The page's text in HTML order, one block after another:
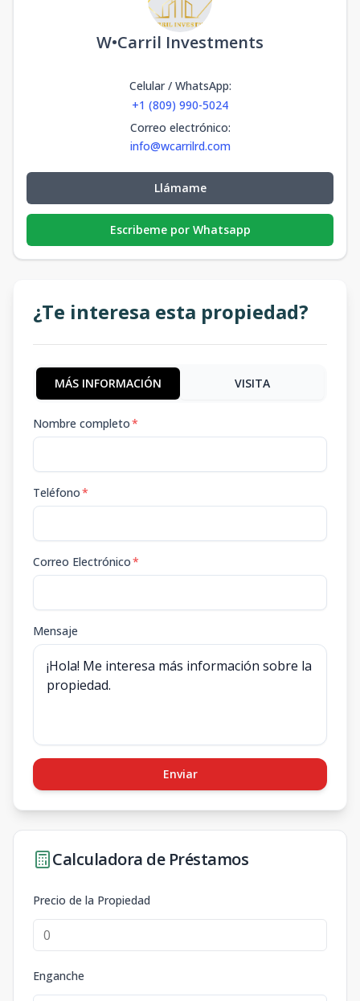
W•Carril Investments
Celular / WhatsApp:
+1 (809) 990-5024
Correo electrónico:
info@wcarrilrd.com
Llámame
Escribeme por Whatsapp
¿Te interesa esta propiedad?
MÁS INFORMACIÓN VISITA
Nombre completo*
Teléfono*
Correo Electrónico*
Mensaje
Enviar
Calculadora de Préstamos
Precio de la Propiedad
Enganche